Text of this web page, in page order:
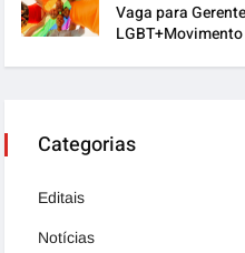
Vaga para
LGBT+Movimento
Categorias
Editais
Notícias